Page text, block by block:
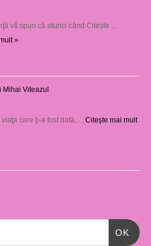
vă spun că atunci când Citește …
»
Mihai Viteazul
care ţi-a fost dată, … Citeşte mai mult
OK